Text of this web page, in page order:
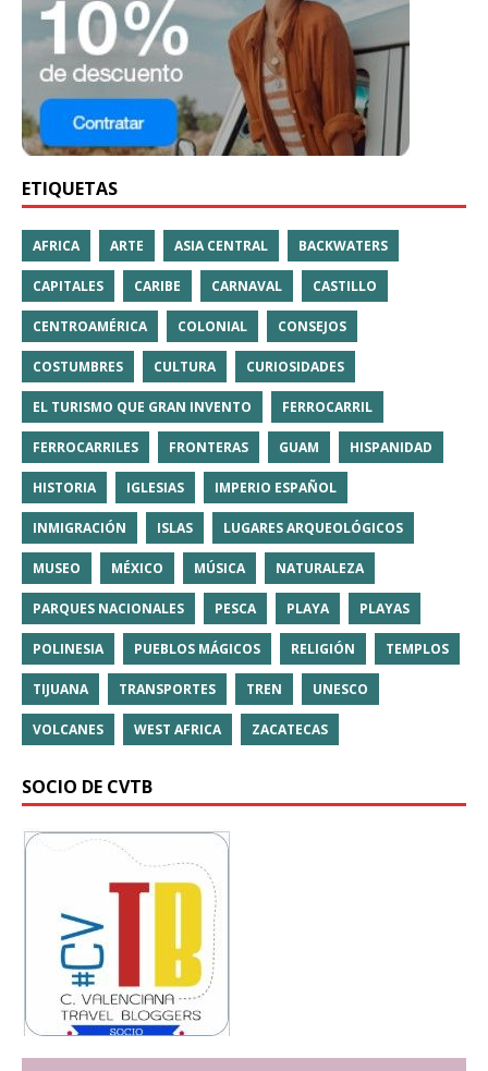
ETIQUETAS
AFRICA ARTE ASIA CENTRAL BACKWATERS
CAPITALES CARIBE CARNAVAL CASTILLO
CENTROAMÉRICA COLONIAL CONSEJOS
COSTUMBRES CULTURA CURIOSIDADES
EL TURISMO QUE GRAN INVENTO FERROCARRIL
FERROCARRILES FRONTERAS GUAM HISPANIDAD
HISTORIA IGLESIAS IMPERIO ESPAÑOL
INMIGRACIÓN ISLAS LUGARES ARQUEOLÓGICOS
MUSEO MÉXICO MÚSICA NATURALEZA
PARQUES NACIONALES PESCA PLAYA PLAYAS
POLINESIA PUEBLOS MÁGICOS RELIGIÓN TEMPLOS
TIJUANA TRANSPORTES TREN UNESCO
VOLCANES WEST AFRICA ZACATECAS
SOCIO DE CVTB